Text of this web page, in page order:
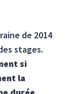
de 2014
stages.
si
la